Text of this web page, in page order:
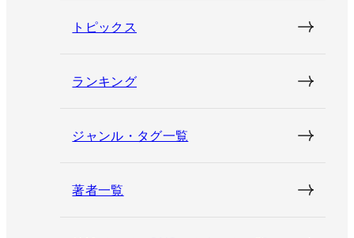
トピックス
ランキング
ジャンル・タグ一覧
著者一覧